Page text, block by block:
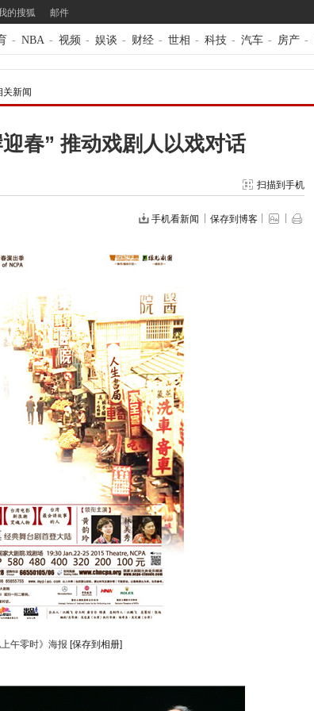
的搜狐 邮件
- NBA - 视频 - 娱谈 - 财经 - 世相 - 科技 - 汽车 - 房产 -
关新闻
春” 推动戏剧人以戏对话
扫描到手机
手机看新闻 保存到博客
午零时》海报 [保存到相册]